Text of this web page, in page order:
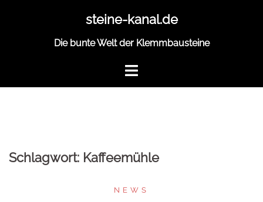
steine-kanal.de
Die bunte Welt der Klemmbausteine
Schlagwort: Kaffeemühle
NEWS